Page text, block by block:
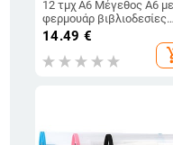
12 τμχ Α6 Μέγεθος Α6 με
φερμουάρ βιβλιοδεσίες
Τσέπες Μετρητά
προϋπολογισμού
PVC με χαλαρά φύλλα
Σελίδες εισαγωγής για
14.49 €